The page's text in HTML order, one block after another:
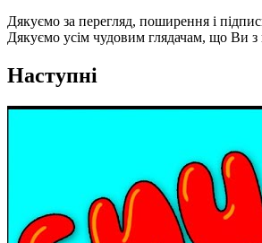
Дякуємо за перегляд, поширення і
Дякуємо усім чудовим глядачам, що Ви
Наступні